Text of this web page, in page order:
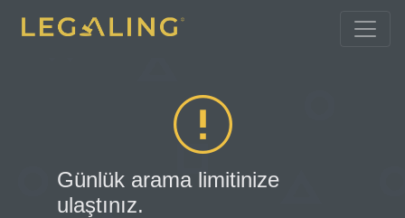
Günlük arama limitinize
ulaştınız.